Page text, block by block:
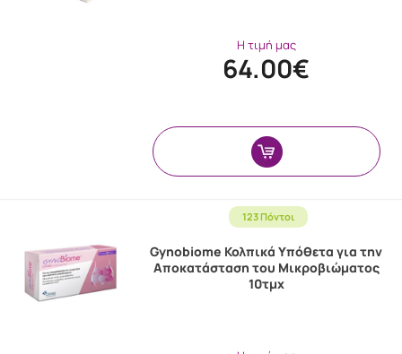
Η τιμή μας
64.00€
123 Πόντοι
Gynobiome Κολπικά Υπόθετα για την
Αποκατάσταση του Μικροβιώματος
10τμχ